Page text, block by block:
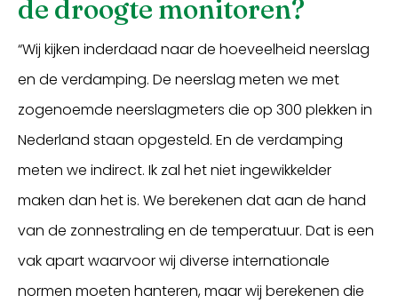
de droogte monitoren?
“Wij kijken inderdaad naar de hoeveelheid neerslag
en de verdamping. De neerslag meten we met
zogenoemde neerslagmeters die op 300 plekken in
Nederland staan opgesteld. En de verdamping
meten we indirect. Ik zal het niet ingewikkelder
maken dan het is. We berekenen dat aan de hand
van de zonnestraling en de temperatuur. Dat is een
vak apart waarvoor wij diverse internationale
normen moeten hanteren, maar wij berekenen die